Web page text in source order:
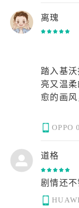
表情，
爱的孩童
塑性极
面画什
女儿，
驭。在
丽丝，
味，有
涩，这
的爱丽丝
的校园
BGM，
与深度
日常玩
时短，
验。角
满，让
整体氛
质作品。
离瑰
踏入基
亮又温
愈的画
羁绊的
的性格
日常打
在轻松的
与温暖
OPPO
道格
剧情还不